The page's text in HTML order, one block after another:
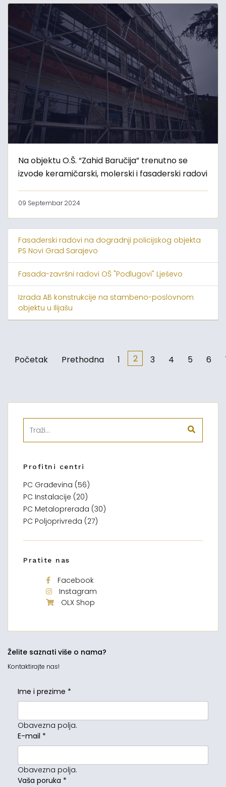
Na objektu O.Š. “Zahid Baručija” trenutno se
izvode keramičarski, molerski i fasaderski radovi
09 Septembar 2024
Fasaderski radovi na dogradnji policijskog objekta
PS Novi Grad Sarajevo
Fasada-završni radovi OŠ "Podlugovi" Lješevo
Izrada AB konstrukcije na stambeno-poslovnom
objektu u Ilijašu
Početak Prethodna 1 2 3 4 5 6
Profitni centri
PC Građevina (56)
PC Instalacije (20)
PC Metaloprerada (30)
PC Poljoprivreda (27)
Pratite nas
Facebook
Instagram
OLX Shop
Želite saznati više o nama?
Kontaktirajte nas!
Ime i prezime *
Obavezna polja.
E-mail *
Obavezna polja.
Vaša poruka *